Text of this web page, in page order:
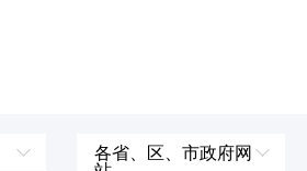
各省、区、市政府网